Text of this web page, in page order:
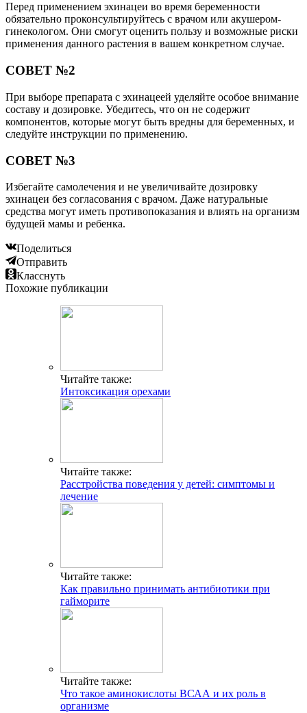
Перед применением эхинацеи во время беременности
обязательно проконсультируйтесь с врачом или акушером-
гинекологом. Они смогут оценить пользу и возможные риски
применения данного растения в вашем конкретном случае.
СОВЕТ №2
При выборе препарата с эхинацеей уделяйте особое внимание
составу и дозировке. Убедитесь, что он не содержит
компонентов, которые могут быть вредны для беременных, и
следуйте инструкции по применению.
СОВЕТ №3
Избегайте самолечения и не увеличивайте дозировку
эхинацеи без согласования с врачом. Даже натуральные
средства могут иметь противопоказания и влиять на организм
будущей мамы и ребенка.
Поделиться
Отправить
Класснуть
Похожие публикации
Читайте также:
Интоксикация орехами
Читайте также:
Расстройства поведения у детей: симптомы и
лечение
Читайте также:
Как правильно принимать антибиотики при
гайморите
Читайте также:
Что такое аминокислоты ВСАА и их роль в
организме